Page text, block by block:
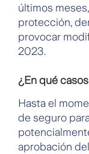
últimos
protección,
provocar
2023.
¿En qué
Hasta el
de seguro
aprobación